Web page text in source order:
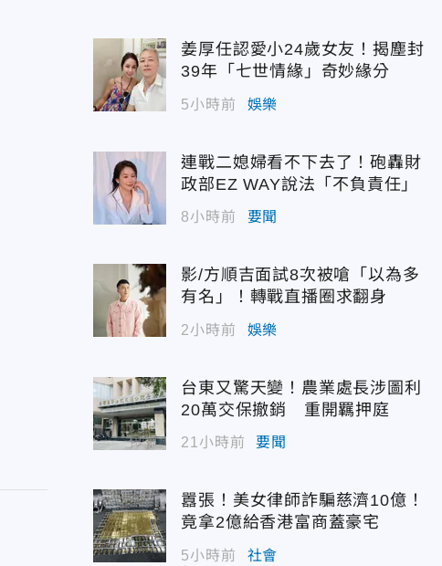
姜厚任認愛小24歲女友！揭塵封
39年「七世情緣」奇妙緣分
5小時前 娛樂
連戰二媳婦看不下去了！砲轟財
政部EZ WAY說法「不負責任」
8小時前 要聞
影/方順吉面試8次被嗆「以為多
有名」！轉戰直播圈求翻身
2小時前 娛樂
台東又驚天變！農業處長涉圖利
20萬交保撤銷 重開羈押庭
21小時前 要聞
囂張！美女律師詐騙慈濟10億！
竟拿2億給香港富商蓋豪宅
5小時前 社會